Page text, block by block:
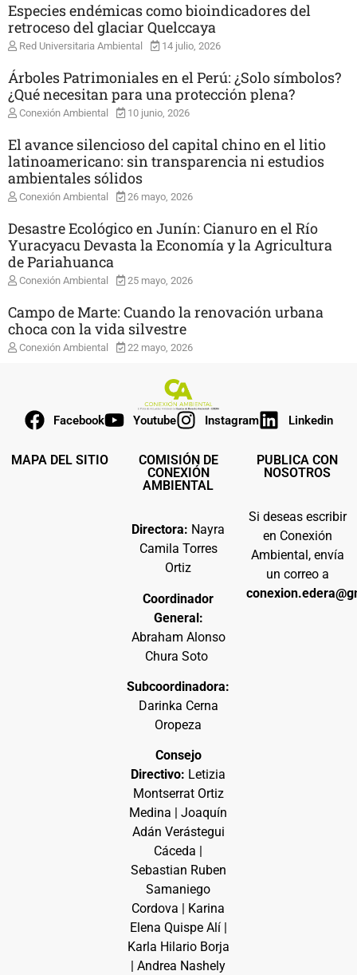
Especies endémicas como bioindicadores del
retroceso del glaciar Quelccaya
Red Universitaria Ambiental 14 julio, 2026
Árboles Patrimoniales en el Perú: ¿Solo símbolos?
¿Qué necesitan para una protección plena?
Conexión Ambiental 10 junio, 2026
El avance silencioso del capital chino en el litio
latinoamericano: sin transparencia ni estudios
ambientales sólidos
Conexión Ambiental 26 mayo, 2026
Desastre Ecológico en Junín: Cianuro en el Río
Yuracyacu Devasta la Economía y la Agricultura
de Pariahuanca
Conexión Ambiental 25 mayo, 2026
Campo de Marte: Cuando la renovación urbana
choca con la vida silvestre
Conexión Ambiental 22 mayo, 2026
Facebook Youtube Instagram Linkedin
MAPA DEL SITIO
COMISIÓN DE
CONEXIÓN
AMBIENTAL
Directora: Nayra
Camila Torres
Ortiz
Coordinador
General:
Abraham Alonso
Chura Soto
Subcoordinadora:
Darinka Cerna
Oropeza
Consejo
Directivo: Letizia
Montserrat Ortiz
Medina | Joaquín
Adán Verástegui
Cáceda |
Sebastian Ruben
Samaniego
Cordova | Karina
Elena Quispe Alí |
Karla Hilario Borja
| Andrea Nashely
PUBLICA CON
NOSOTROS
Si deseas escribir
en Conexión
Ambiental, envía
un correo a